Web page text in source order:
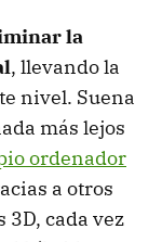
la
, llevando la
nivel. Suena
más lejos
ordenador
a otros
cada vez